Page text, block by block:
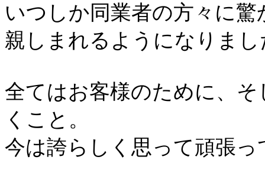
いつしか同業者の方々に
親しまれるようになりまし
全てはお客様のために、
くこと。
今は誇らしく思って頑張っ